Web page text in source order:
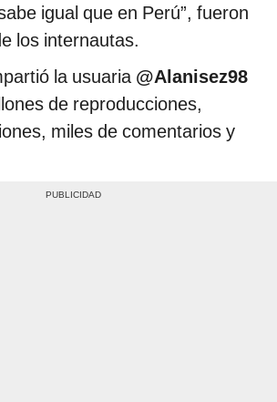
igual que en Perú”, fueron
los internautas.
la usuaria @Alanisez98
de reproducciones,
miles de comentarios y